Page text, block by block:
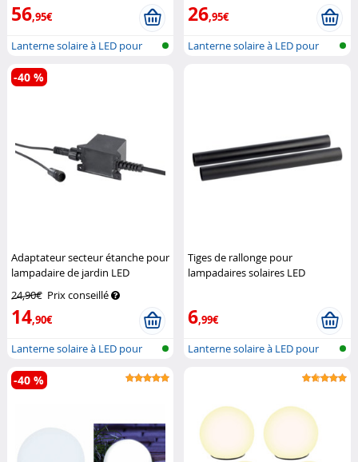
56,95€
Lanterne solaire à LED pour
l'extér...
26,95€
Lanterne solaire à LED pour
Adaptateur secteur étanche pour
lampadaire de jardin LED
24,90€ Prix conseillé
14,90€
-40 %
Lanterne solaire à LED pour
l'extér...
Tiges de rallonge pour
lampadaires solaires LED
6,99€
Lanterne solaire à LED pour
-40 %